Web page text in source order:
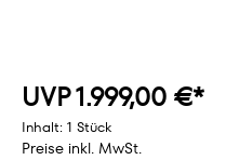
UVP 1.999,00 €*
Inhalt: 1 Stück
Preise inkl. MwSt.